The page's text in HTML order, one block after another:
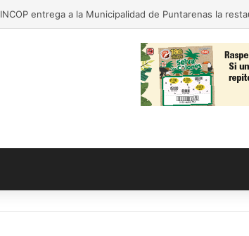
INCOP entrega a la Municipalidad de Puntarenas la